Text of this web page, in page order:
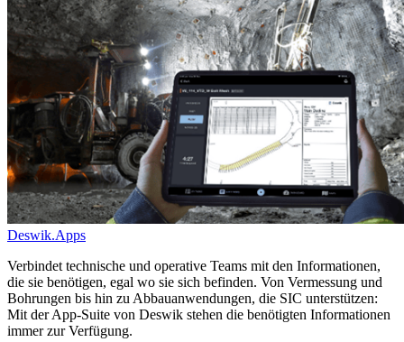
Deswik.Apps
Verbindet technische und operative Teams mit den Informationen,
die sie benötigen, egal wo sie sich befinden. Von Vermessung und
Bohrungen bis hin zu Abbauanwendungen, die SIC unterstützen:
Mit der App-Suite von Deswik stehen die benötigten Informationen
immer zur Verfügung.